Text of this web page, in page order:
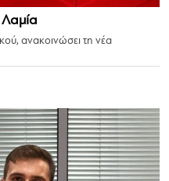
ανακοινώσει τη νέα